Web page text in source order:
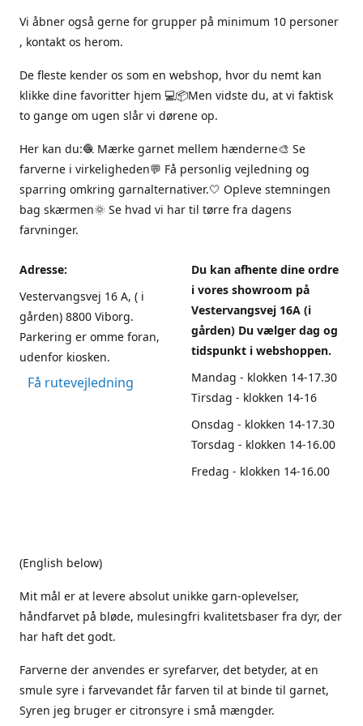
Vi åbner også gerne for grupper på minimum 10 personer
, kontakt os herom.
De fleste kender os som en webshop, hvor du nemt kan
klikke dine favoritter hjem 💻📦Men vidste du, at vi faktisk
to gange om ugen slår vi dørene op.
Her kan du:🧶 Mærke garnet mellem hænderne🎨 Se
farverne i virkeligheden💬 Få personlig vejledning og
sparring omkring garnalternativer.🤍 Opleve stemningen
bag skærmen🌞 Se hvad vi har til tørre fra dagens
farvninger.
Adresse:
Vestervangsvej 16 A, ( i
gården) 8800 Viborg.
Parkering er omme foran,
udenfor kiosken.
Få rutevejledning
Du kan afhente dine ordre
i vores showroom på
Vestervangsvej 16A (i
gården) Du vælger dag og
tidspunkt i webshoppen.
Mandag - klokken 14-17.30
Tirsdag - klokken 14-16
Onsdag - klokken 14-17.30
Torsdag - klokken 14-16.00
Fredag - klokken 14-16.00
(English below)
Mit mål er at levere absolut unikke garn-oplevelser,
håndfarvet på bløde, mulesingfri kvalitetsbaser fra dyr, der
har haft det godt.
Farverne der anvendes er syrefarver, det betyder, at en
smule syre i farvevandet får farven til at binde til garnet,
Syren jeg bruger er citronsyre i små mængder.